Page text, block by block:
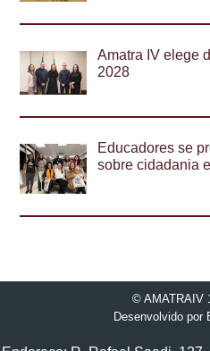
Amatra IV elege
2028
Educadores se
sobre cidadania
© AMATRAIV
Desenvolvido por